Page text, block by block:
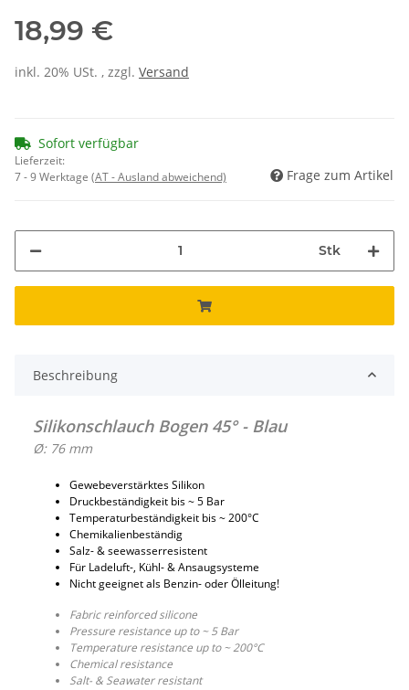
18,99 €
inkl. 20% USt. , zzgl. Versand
Sofort verfügbar
Lieferzeit:
7 - 9 Werktage (AT - Ausland abweichend) Frage zum Artikel
Stk
Beschreibung
Silikonschlauch Bogen 45° - Blau
Ø: 76 mm
Gewebeverstärktes Silikon
Druckbeständigkeit bis ~ 5 Bar
Temperaturbeständigkeit bis ~ 200°C
Chemikalienbeständig
Salz- & seewasserresistent
Für Ladeluft-, Kühl- & Ansaugsysteme
Nicht geeignet als Benzin- oder Ölleitung!
Fabric reinforced silicone
Pressure resistance up to ~ 5 Bar
Temperature resistance up to ~ 200°C
Chemical resistance
Salt- & Seawater resistant